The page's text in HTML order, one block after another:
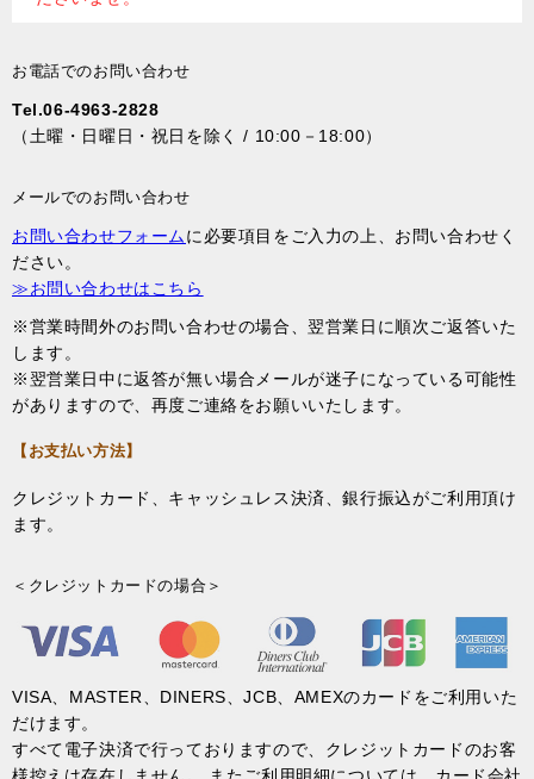
お電話でのお問い合わせ
Tel.06-4963-2828
（土曜・日曜日・祝日を除く / 10:00－18:00）
メールでのお問い合わせ
お問い合わせフォームに必要項目をご入力の上、お問い合わせく
ださい。
≫お問い合わせはこちら
※営業時間外のお問い合わせの場合、翌営業日に順次ご返答いた
します。
※翌営業日中に返答が無い場合メールが迷子になっている可能性
がありますので、再度ご連絡をお願いいたします。
【お支払い方法】
クレジットカード、キャッシュレス決済、銀行振込がご利用頂け
ます。
＜クレジットカードの場合＞
VISA、MASTER、DINERS、JCB、AMEXのカードをご利用いた
だけます。
すべて電子決済で行っておりますので、クレジットカードのお客